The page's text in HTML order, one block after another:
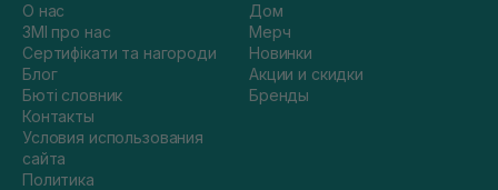
О нас
ЗМІ про нас
Сертифікати та нагороди
Блог
Бюті словник
Контакты
Условия использования
сайта
Политика
Дом
Мерч
Новинки
Акции и скидки
Бренды